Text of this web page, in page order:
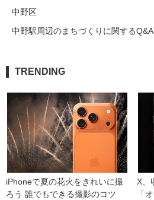
中野区
中野駅周辺のまちづくりに関するQ&A
TRENDING
iPhoneで夏の花火をきれいに撮
ろう 誰でもできる撮影のコツ
X、
「